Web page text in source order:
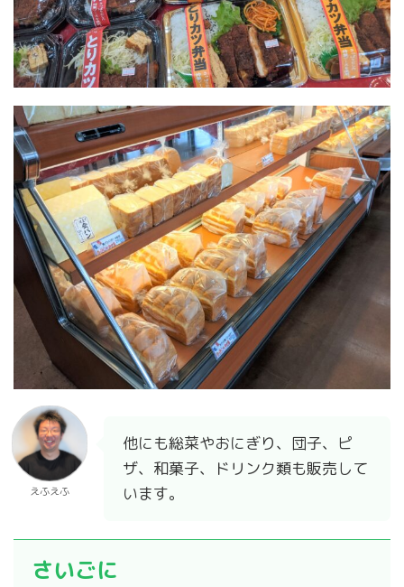
えふえふ
他にも総菜やおにぎり、団子、ピ
ザ、和菓子、ドリンク類も販売して
います。
さいごに